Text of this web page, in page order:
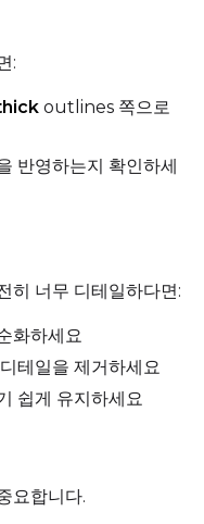
Seed
Prompt
:
outlines 쪽으로
반영하는지 확인하세
히 너무 디테일하다면:
화하세요
테일을 제거하세요
쉽게 유지하세요
요합니다.